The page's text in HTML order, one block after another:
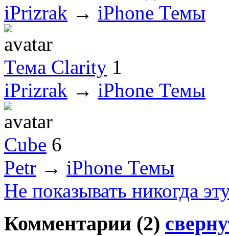
iPrizrak → iPhone Темы
Тема Clarity 1
iPrizrak → iPhone Темы
Cube 6
Petr → iPhone Темы
Не показывать никогда
Комментарии (2)